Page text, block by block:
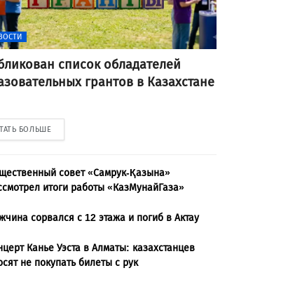
список обладателей
грантов в Казахстане
БОЛЬШЕ
совет «Самрук-Қазына»
итоги работы «КазМунайГаза»
сорвался с 12 этажа и погиб в Актау
Канье Уэста в Алматы: казахстанцев
не покупать билеты с рук